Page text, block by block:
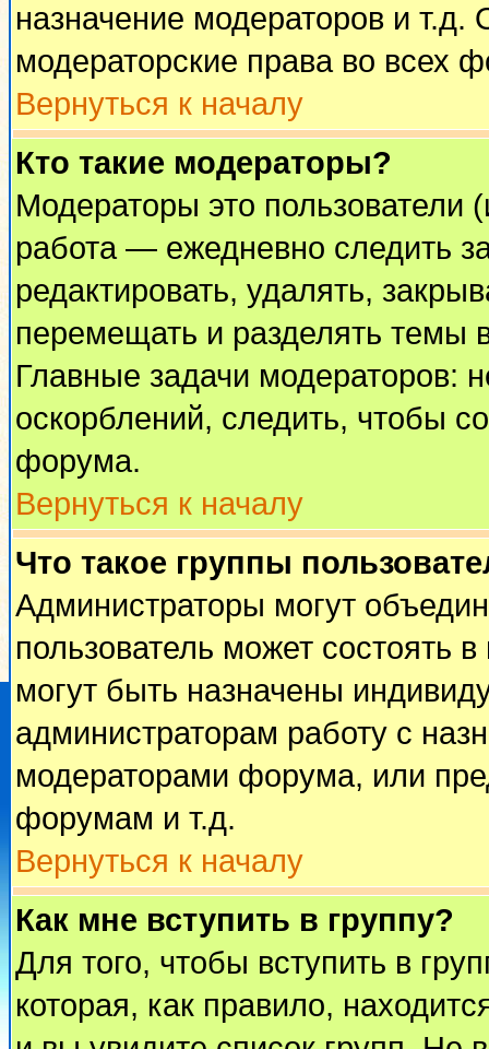
назначение модераторов и
модераторские права во всех
Вернуться к началу
Кто такие модераторы?
Модераторы это пользователи
работа — ежедневно следить
редактировать, удалять,
перемещать и разделять темы
Главные задачи модераторов:
оскорблений, следить, чтобы
форума.
Вернуться к началу
Что такое группы
Администраторы могут
пользователь может состоять
могут быть назначены
администраторам работу с
модераторами форума, или
форумам и т.д.
Вернуться к началу
Как мне вступить в группу?
Для того, чтобы вступить в
которая, как правило,